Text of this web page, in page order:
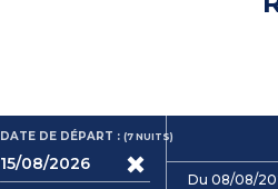
DATE DE DÉPART :(7NUITS)
Du 08/08/